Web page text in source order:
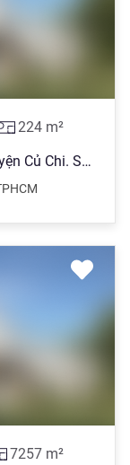
224 m²
Bán Lô đất 2 MT ở Xã Phước Hiệp, Huyện Củ Chi. SHR 224m giá 590 Triệu
7257 m²